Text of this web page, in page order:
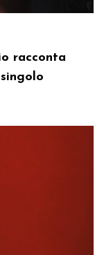
racconta